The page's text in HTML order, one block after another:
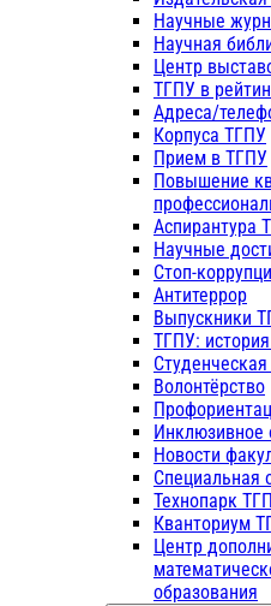
Научные
Научная
Центр
ТГПУ в
Адреса/
Корпуса ТГПУ
Прием в ТГПУ
Повышение
Аспирантура
Научные
Стоп-
Антитеррор
Выпускники
ТГПУ:
Волонтёрство
Инклюзивное
Новости
Специальная
Технопарк
Кванториум
Центр
образования